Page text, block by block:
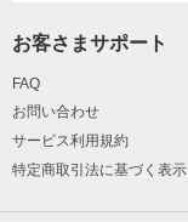
お客さまサポート
FAQ
お問い合わせ
サービス利用規約
特定商取引法に基づく表示